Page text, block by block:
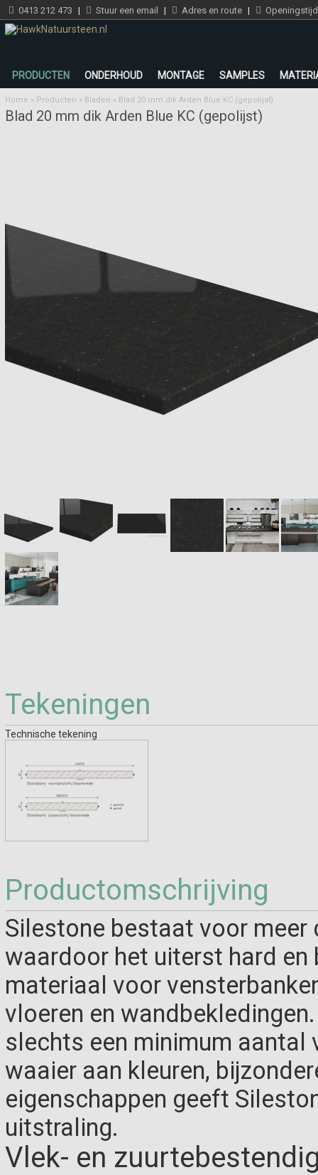
0413 212 473 | Stuur een email | Adres en route |
PRODUCTEN ONDERHOUD MONTAGE SAMPLES
Home » Producten » Bladen » Blad 20 mm dik Arden Blue KC (gepolijst)
Blad 20 mm dik Arden Blue KC (gepolijst)
Tekeningen
Technische tekening
Productomschrijving
Silestone bestaat voor meer
waardoor het uiterst hard
materiaal voor
vloeren en
slechts een minimum aantal
waaier aan kleuren,
eigenschappen geeft
uitstraling.
Vlek- en